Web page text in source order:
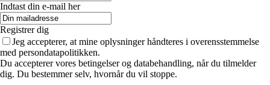
Indtast din e-mail her
Registrer dig
Jeg accepterer, at mine oplysninger håndteres i overensstemmelse
med persondatapolitikken.
Du accepterer vores betingelser og databehandling, når du tilmelder
dig. Du bestemmer selv, hvornår du vil stoppe.